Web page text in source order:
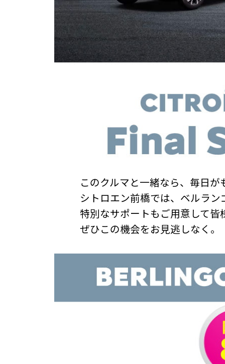
このクルマと一緒なら、毎日が
シトロエン前橋では、ベルラ
特別なサポートもご用意して皆
ぜひこの機会をお見逃しなく。